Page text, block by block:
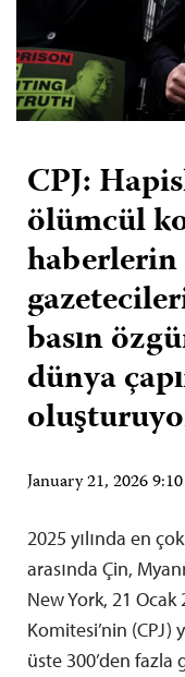
CPJ:
ölümcül
haberlerin
basın
dünya
January 21, 2026
2025 yılında en
arasında Çin,
New York, 21
Komitesi’nin
üste 300’den fazla